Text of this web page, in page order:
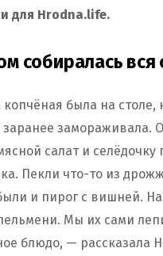
для Hrodna.life.
собиралась вся
копчёная была на столе,
замораживала.
салат и
Пекли что-то из
и пирог с вишней. На
Мы их сами
блюдо, — рассказала